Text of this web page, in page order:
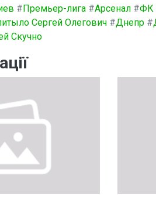
#Премьер-лига #Арсенал #ФК
Сергей Олегович #Днепр #
Скучно